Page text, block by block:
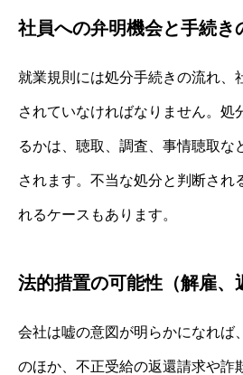
社員への弁明機会と手続き
就業規則には処分手続きの流れ、
されていなければなりません。処
るかは、聴取、調査、事情聴取な
されます。不当な処分と判断され
れるケースもあります。
法的措置の可能性（解雇、
会社は嘘の意図が明らかになれば
のほか、不正受給の返還請求や詐